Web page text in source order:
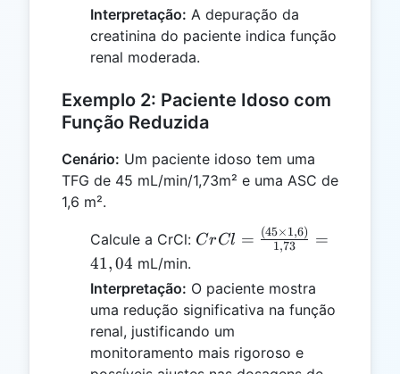
1,8)}
{1,73} =
85,55
Interpretação: A depuração da
creatinina do paciente indica função
renal moderada.
Exemplo 2: Paciente Idoso com
Função Reduzida
Cenário: Um paciente idoso tem uma
TFG de 45 mL/min/1,73m² e uma ASC de
1,6 m².
Calcule a CrCl: CrCl =
1,6)}
{1,73} =
41,04
CrCl = 1,73
(45×1,6)
=
41,04 mL/min.
Interpretação: O paciente mostra
uma redução significativa na função
renal, justificando um
monitoramento mais rigoroso e